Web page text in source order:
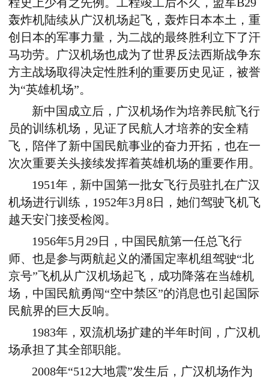
程史上少有之先例。工程竣工后不久，盟军B29
轰炸机陆续从广汉机场起飞，轰炸日本本土，重
创日本的军事力量，为二战的最终胜利立下了汗
马功劳。广汉机场也成为了世界反法西斯战争东
方主战场取得决定性胜利的重要历史见证，被誉
为“英雄机场”。
新中国成立后，广汉机场作为培养民航飞行
员的训练机场，见证了民航人才培养的安全精
飞，陪伴了新中国民航事业的奋力开拓，也在一
次次重要关头接续发挥着英雄机场的重要作用。
1951年，新中国第一批女飞行员驻扎在广汉
机场进行训练，1952年3月8日，她们驾驶飞机飞
越天安门接受检阅。
1956年5月29日，中国民航第一任总飞行
师、也是参与两航起义的潘国定率机组驾驶“北
京号”飞机从广汉机场起飞，成功降落在当雄机
场，中国民航勇闯“空中禁区”的消息也引起国际
民航界的巨大反响。
1983年，双流机场扩建的半年时间，广汉机
场承担了其全部职能。
2008年“512大地震”发生后，广汉机场作为